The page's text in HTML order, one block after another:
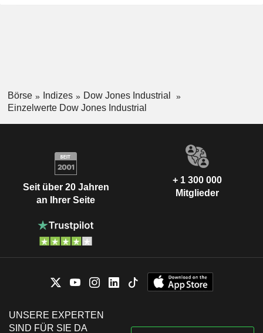
Börse Indizes
Dow Jones Industrial
Einzelwerte Dow Jones Industrial
Seit über 20 Jahren
an Ihrer Seite
+ 1 300 000
Mitglieder
UNSERE EXPERTEN
SIND FÜR SIE DA